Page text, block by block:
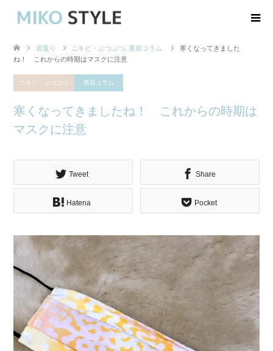
若返り ニキビ・ぶつぶつ 美容コラム
寒くなってきました
ね！ これからの時期はマスクに注意
ニキビ・ぶつぶつ 美容コラム
寒くなってきましたね！ これからの時期は
マスクに注意
Tweet Share
Hatena Pocket